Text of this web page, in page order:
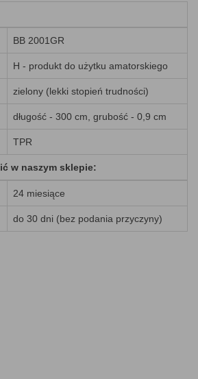
BB 2001GR
H - produkt do użytku amatorskiego
zielony (lekki stopień trudności)
długość - 300 cm, grubość - 0,9 cm
TPR
w naszym sklepie:
24 miesiące
do 30 dni (bez podania przyczyny)